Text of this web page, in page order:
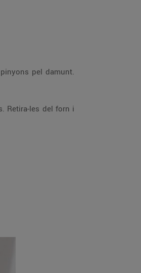
pel damunt.
Retira-les del forn i